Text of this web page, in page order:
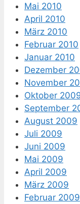
Mai 2010
April 2010
März 2010
Februar 2010
Januar 2010
Dezember
November
Oktober
September
August 2009
Juli 2009
Juni 2009
Mai 2009
April 2009
März 2009
Februar 2009